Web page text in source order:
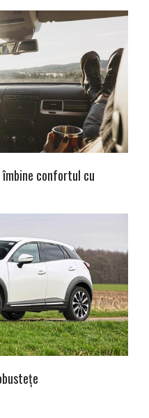
îmbine confortul cu